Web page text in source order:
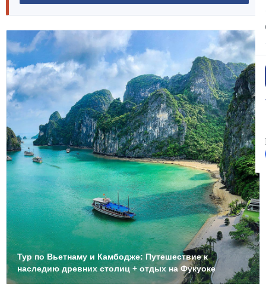
Тур по Вьетнаму и Камбодже: Путешествие к
наследию древних столиц + отдых на Фукуоке